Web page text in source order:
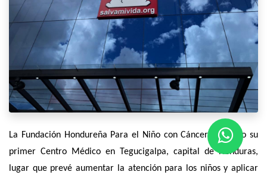
La Fundación Hondureña Para el Niño con Cáncer inauguro su
primer Centro Médico en Tegucigalpa, capital de Honduras,
lugar que prevé aumentar la atención para los niños y aplicar